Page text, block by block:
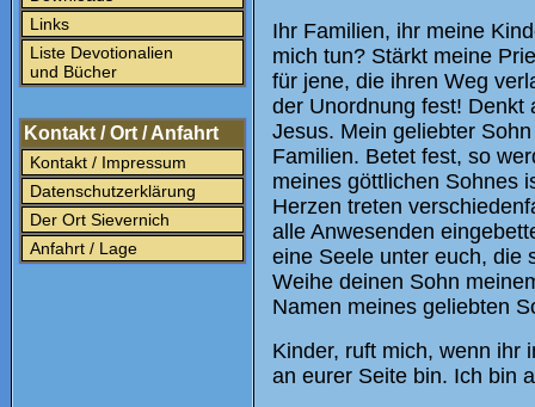
Links
Liste Devotionalien
und Bücher
Kontakt / Ort / Anfahrt
Kontakt / Impressum
Datenschutzerklärung
Der Ort Sievernich
Anfahrt / Lage
Ihr Familien, ihr meine
mich tun? Stärkt meine
für jene, die ihren Weg
der Unordnung fest! Denkt
Jesus. Mein geliebter
Familien. Betet fest, so
meines göttlichen Sohnes
Herzen treten
alle Anwesenden
eine Seele unter euch, die
Weihe deinen Sohn
Namen meines geliebten
Kinder, ruft mich, wenn ihr
an eurer Seite bin. Ich bin